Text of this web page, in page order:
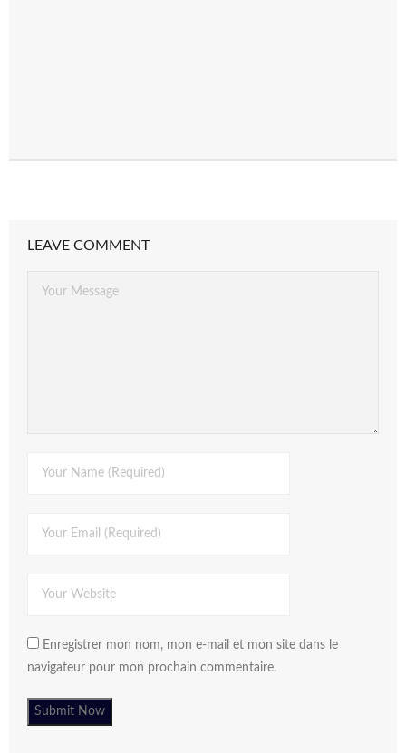
LEAVE COMMENT
Enregistrer mon nom, mon e-mail et mon site dans le
navigateur pour mon prochain commentaire.